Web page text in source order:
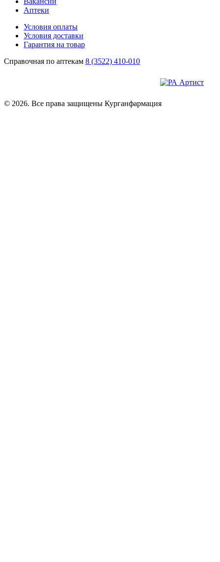
Аптеки
Условия оплаты
Условия доставки
Гарантия на товар
Справочная по аптекам 8 (3522) 410-010
© 2026. Все права защищены Курганфармация